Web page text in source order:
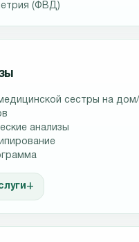
(ФВД)
сестры на
анализы